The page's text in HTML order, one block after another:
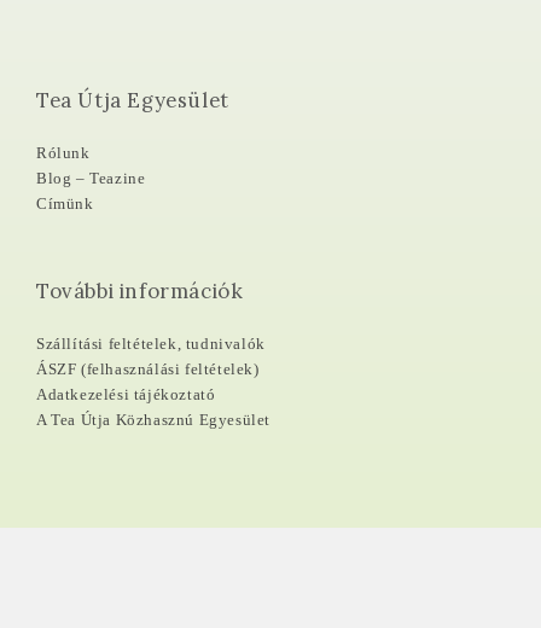
Tea Útja Egyesület
Rólunk
Blog – Teazine
Címünk
További információk
Szállítási feltételek, tudnivalók
ÁSZF (felhasználási feltételek)
Adatkezelési tájékoztató
A Tea Útja Közhasznú Egyesület